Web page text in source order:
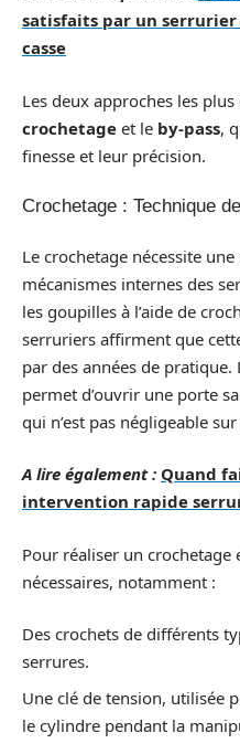
satisfaits par un
casse
Les deux approches les
crochetage et le by-pass,
finesse et leur précision.
Crochetage : Technique
Le crochetage nécessite
mécanismes internes des
les goupilles à l’aide de
serruriers affirment que
par des années de pratique.
permet d’ouvrir une porte
qui n’est pas négligeable
A lire également : Quand
intervention rapide
Pour réaliser un
nécessaires, notamment :
Des crochets de différents
serrures.
Une clé de tension, utilisée
le cylindre pendant la